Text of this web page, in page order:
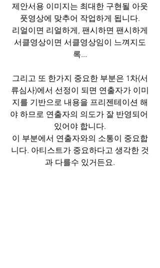
제안서용 이미지는 최대한 구현될 아웃
풋영상에 맞추어 작업하게 됩니다.
리얼이면 리얼하게, 팬시하면 팬시하게
서클영상이면 서클영상임이 느껴지도
록...
그리고 또 한가지 중요한 부분은 1차(서
류심사)에서 선정이 되면 연출자가 이미
지를 기반으로 내용을 프리젠테이션 해
야 하므로 연출자의 의도가 잘 반영되어
있어야 합니다.
이 부분에서 연출자와의 소통이 중요합
니다. 아티스트가 중요하다고 생각한 것
과 다를수 있거든요.